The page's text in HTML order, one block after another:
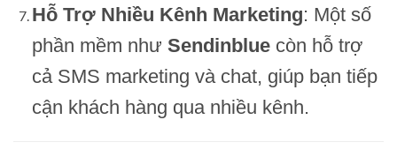
Hỗ Trợ Nhiều Kênh Marketing: Một số
phần mềm như Sendinbluecòn hỗ trợ
cả SMS marketing và chat, giúp bạn tiếp
cận khách hàng qua nhiều kênh.